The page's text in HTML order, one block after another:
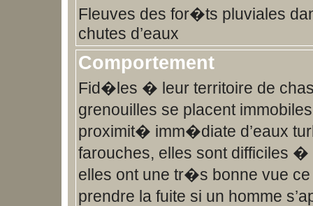
Fleuves des for�ts pluviales
chutes d’eaux
Comportement
Fid�les � leur territoire de
grenouilles se placent
proximit� imm�diate d’eaux
farouches, elles sont difficiles
elles ont une tr�s bonne vue
prendre la fuite si un homme